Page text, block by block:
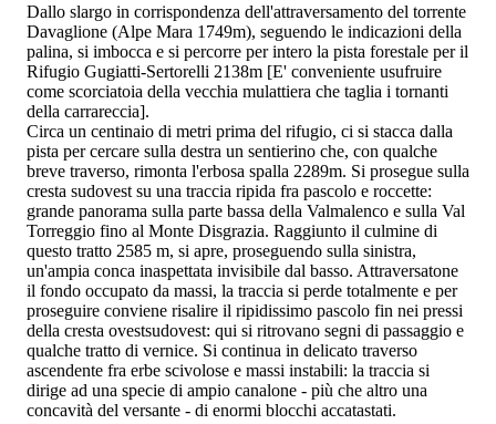
Dallo slargo in corrispondenza dell'attraversamento del torrente
Davaglione (Alpe Mara 1749m), seguendo le indicazioni della
palina, si imbocca e si percorre per intero la pista forestale per il
Rifugio Gugiatti-Sertorelli 2138m [E' conveniente usufruire
come scorciatoia della vecchia mulattiera che taglia i tornanti
della carrareccia].
Circa un centinaio di metri prima del rifugio, ci si stacca dalla
pista per cercare sulla destra un sentierino che, con qualche
breve traverso, rimonta l'erbosa spalla 2289m. Si prosegue sulla
cresta sudovest su una traccia ripida fra pascolo e roccette:
grande panorama sulla parte bassa della Valmalenco e sulla Val
Torreggio fino al Monte Disgrazia. Raggiunto il culmine di
questo tratto 2585 m, si apre, proseguendo sulla sinistra,
un'ampia conca inaspettata invisibile dal basso. Attraversatone
il fondo occupato da massi, la traccia si perde totalmente e per
proseguire conviene risalire il ripidissimo pascolo fin nei pressi
della cresta ovestsudovest: qui si ritrovano segni di passaggio e
qualche tratto di vernice. Si continua in delicato traverso
ascendente fra erbe scivolose e massi instabili: la traccia si
dirige ad una specie di ampio canalone - più che altro una
concavità del versante - di enormi blocchi accatastati.